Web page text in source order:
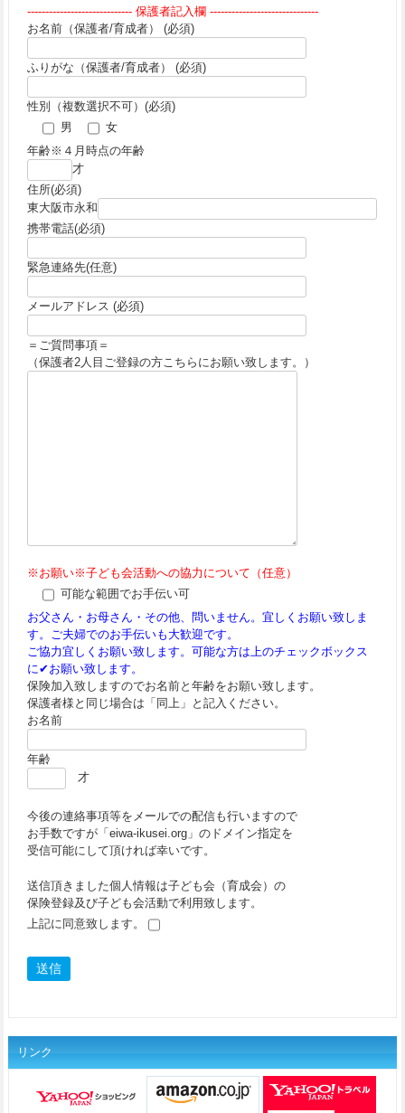
----------------------------- 保護者記入欄 ------------------------------
お名前（保護者/育成者） (必須)
ふりがな（保護者/育成者） (必須)
性別（複数選択不可）(必須)
男
女
年齢※４月時点の年齢
才
住所(必須)
東大阪市永和
携帯電話(必須)
緊急連絡先(任意)
メールアドレス (必須)
＝ご質問事項＝
（保護者2人目ご登録の方こちらにお願い致します。）
※お願い※子ども会活動への協力について（任意）
可能な範囲でお手伝い可
お父さん・お母さん・その他、問いません。宜しくお願い致しま
す。ご夫婦でのお手伝いも大歓迎です。
ご協力宜しくお願い致します。可能な方は上のチェックボックス
に✔お願い致します。
保険加入致しますのでお名前と年齢をお願い致します。
保護者様と同じ場合は「同上」と記入ください。
お名前
年齢
才
今後の連絡事項等をメールでの配信も行いますので
お手数ですが「eiwa-ikusei.org」のドメイン指定を
受信可能にして頂ければ幸いです。
送信頂きました個人情報は子ども会（育成会）の
保険登録及び子ども会活動で利用致します。
上記に同意致します。
リンク